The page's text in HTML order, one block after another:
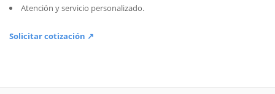
Atención y servicio personalizado.
Solicitar cotización ↗